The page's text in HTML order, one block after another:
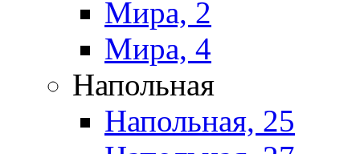
Мира, 2
Мира, 4
Напольная
Напольная, 25